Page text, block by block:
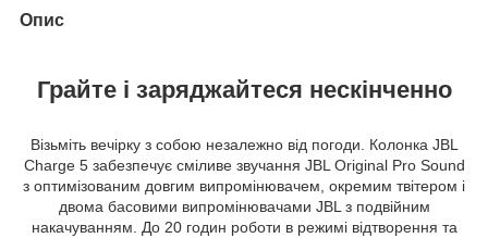
Опис
Грайте і заряджайтеся нескінченно
Візьміть вечірку з собою незалежно від погоди. Колонка JBL
Charge 5 забезпечує сміливе звучання JBL Original Pro Sound
з оптимізованим довгим випромінювачем, окремим твітером і
двома басовими випромінювачами JBL з подвійним
накачуванням. До 20 годин роботи в режимі відтворення та